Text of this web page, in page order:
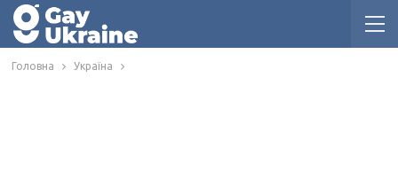
Головна Україна